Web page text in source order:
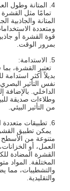
4. المتانة وطول العمر:
تمامًا مثل القشرة
المتانة والجاذبية
ومتعددة
قوة القشرة أو
بمرور الوقت.
5. الاستدامة:
تعتبر القشرة،
بديلاً أكثر
نفس التأثير
الداخلي.
وطلاءات صديقة
من التأثير البيئي.
6. تطبيقات متعددة الاستخدامات:
يمكن تطبيق
متنوعة من
العمل، أو
القشرة المضادة
المختلفة. المواد
والتشطيبات، مما
والتقليدية.